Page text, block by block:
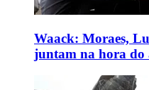
Waack: Moraes,
juntam na hora do